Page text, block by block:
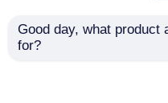
สารดูดความชื้นล้อเครื่อ
6000m3 / H เครื่องลด
ความชื้นสารดูดความชื้น
Good day, what product
for?